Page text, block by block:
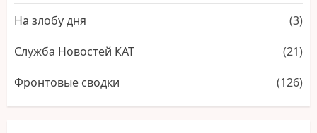
На злобу дня
(3)
Служба Новостей КАТ
(21)
Фронтовые сводки
(126)